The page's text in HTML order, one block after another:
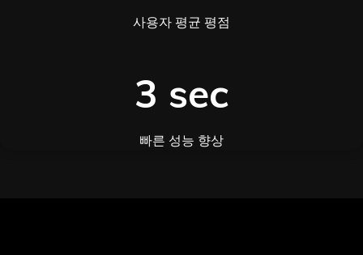
사용자 평균 평점
3 sec
빠른 성능 향상